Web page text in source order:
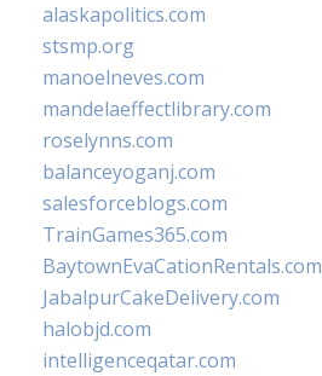
alaskapolitics.com
stsmp.org
manoelneves.com
mandelaeffectlibrary.com
roselynns.com
balanceyoganj.com
salesforceblogs.com
TrainGames365.com
BaytownEvaCationRentals.com
JabalpurCakeDelivery.com
halobjd.com
intelligenceqatar.com